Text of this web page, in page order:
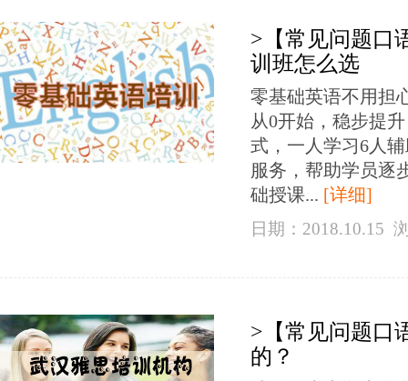
>【常见问题口
训班怎么选
零基础英语不用担
从0开始，稳步提
式，一人学习6人
服务，帮助学员逐
础授课... [详细]
日期：2018.10.15
>【常见问题口
的？